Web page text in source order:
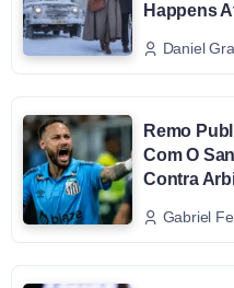
Happens
Daniel
Remo
Com O
Contra
Gabriel